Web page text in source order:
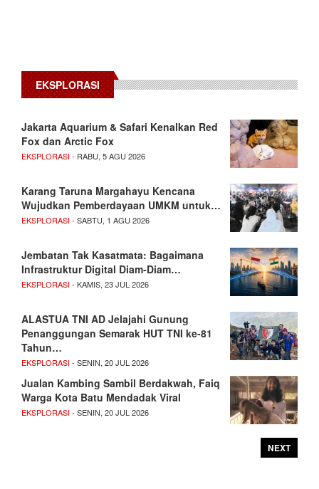
EKSPLORASI
Jakarta Aquarium & Safari Kenalkan Red
Fox dan Arctic Fox
EKSPLORASI- RABU, 5 AGU 2026
Karang Taruna Margahayu Kencana
Wujudkan Pemberdayaan UMKM untuk…
EKSPLORASI- SABTU, 1 AGU 2026
Jembatan Tak Kasatmata: Bagaimana
Infrastruktur Digital Diam-Diam…
EKSPLORASI- KAMIS, 23 JUL 2026
ALASTUA TNI AD Jelajahi Gunung
Penanggungan Semarak HUT TNI ke-81
Tahun…
EKSPLORASI- SENIN, 20 JUL 2026
Jualan Kambing Sambil Berdakwah, Faiq
Warga Kota Batu Mendadak Viral
EKSPLORASI- SENIN, 20 JUL 2026
NEXT